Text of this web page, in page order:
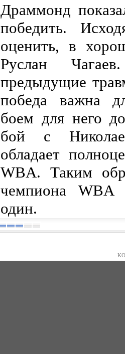
Драммонд
победить.
оценить, в
Руслан
предыдущие
победа важна
боем для него
бой с
обладает
WBA. Таким
чемпиона WBA
один.